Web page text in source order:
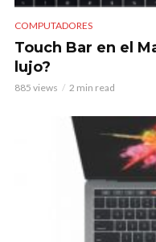
COMPUTADORES
Touch Bar en el
lujo?
885 views 2 min read